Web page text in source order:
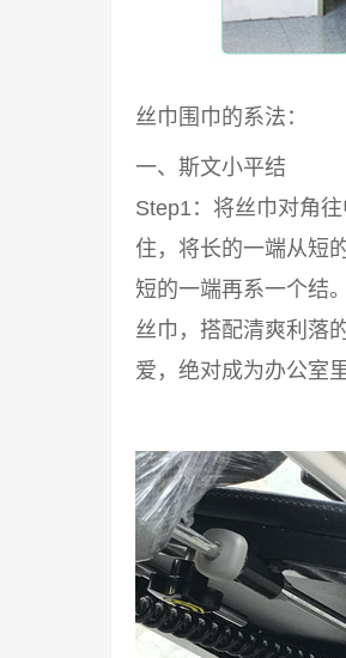
丝巾围巾的系法：
一、斯文小平结
Step1：将丝巾对角
住，将长的一端从短
短的一端再系一个结
丝巾，搭配清爽利落
爱，绝对成为办公室